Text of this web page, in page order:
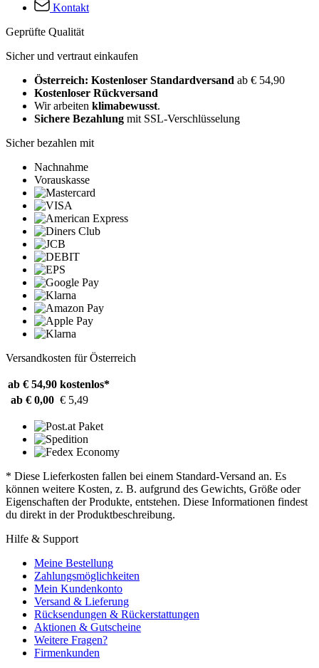
Kontakt
Geprüfte Qualität
Sicher und vertraut einkaufen
Österreich: Kostenloser Standardversand ab € 54,90
Kostenloser Rückversand
Wir arbeiten klimabewusst.
Sichere Bezahlung mit SSL-Verschlüsselung
Sicher bezahlen mit
Nachnahme
Vorauskasse
Versandkosten für Österreich
ab € 54,90 kostenlos*
ab € 0,00 € 5,49
* Diese Lieferkosten fallen bei einem Standard-Versand an. Es
können weitere Kosten, z. B. aufgrund des Gewichts, Größe oder
Eigenschaften der Produkte, entstehen. Diese Informationen findest
du direkt in der Produktbeschreibung.
Hilfe & Support
Meine Bestellung
Zahlungsmöglichkeiten
Mein Kundenkonto
Versand & Lieferung
Rücksendungen & Rückerstattungen
Aktionen & Gutscheine
Weitere Fragen?
Firmenkunden